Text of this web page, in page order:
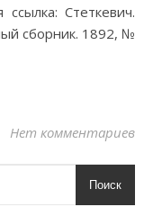
Стеткевич.
сборник. 1892, №
Нет комментариев
Поиск